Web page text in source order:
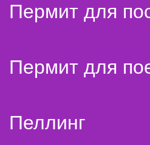
Пермит для
Пермит для
Пеллинг